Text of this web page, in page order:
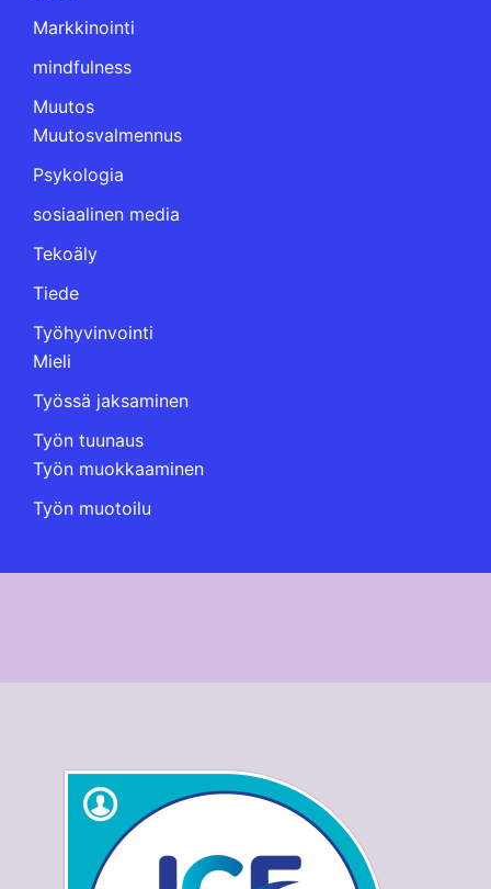
Markkinointi
mindfulness
Muutos
Muutosvalmennus
Psykologia
sosiaalinen media
Tekoäly
Tiede
Työhyvinvointi
Mieli
Työssä jaksaminen
Työn tuunaus
Työn muokkaaminen
Työn muotoilu